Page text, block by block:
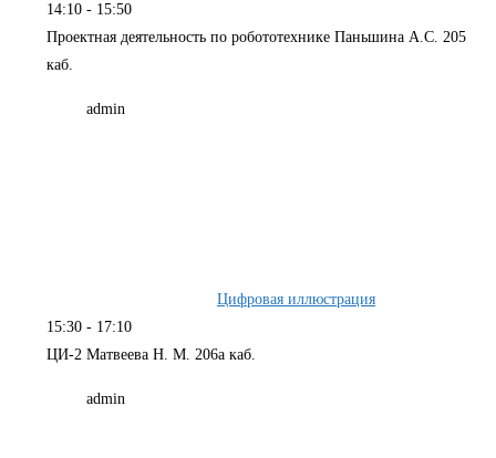
14:10 - 15:50
Проектная деятельность по робототехнике Паньшина А.С. 205
каб.
admin
Цифровая иллюстрация
15:30 - 17:10
ЦИ-2 Матвеева Н. М. 206а каб.
admin